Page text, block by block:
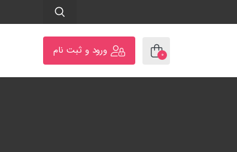
۰ ورود و ثبت نام